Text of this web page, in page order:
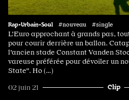
Rap•Urbain•Soul #nouveau #single
L'Euro approchant à grands pas,
pour courir derrière un ballon.
l'ancien stade Constant Vanden
vareuse préférée pour dévoiler un
State". Ho (…)
02 juin 21 Clip